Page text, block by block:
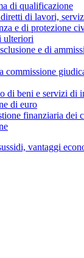
di qualificazione
di lavori,
e di protezione
ulteriori
e di
commissione
di beni e servizi di
di euro
finanziaria dei
vantaggi